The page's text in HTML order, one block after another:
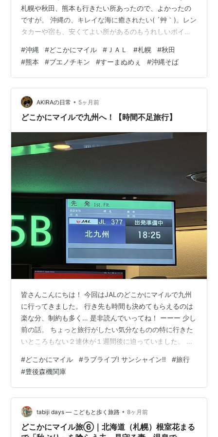
札幌や秋田、熊本も行きたい所あったので、よかったの
ですが。 沖縄の、キレイな海に癒されたい( ´艸｀)。レン
タカーや宿も、安くてよい所があるのもうれしいポイン
ウス、ニンニクたっぷりの丸どり「ブエノチキン」、帰
りの空港ではＡ＆Ｗ、グルメもたのしみ。 レンタカーと1
日目の宿を押さえて、後はきままに移動したい( ´艸｀)。
お天気が不安定みたいな季節なので、晴れの日があれば
よいな。 ニベアUV ディープ プロテクト & ケア ジェル
80g S…
#沖縄 #どこかにマイル # ＪＡＬ #札幌 #秋田
#熊本 #ブエノチキン #すーまぬめぇ #沖縄そば
AKIRAの日常 • 5ヶ月前
どこかにマイルで九州へ！【時間不足旅行】
皆さんこんにちは！ 今回はJALのどこかにマイルで九州
に行ってきました。 行き先も時間も決めてもらえるのは
楽な分、制約も多く… 是非読んでいってね！ ーーー 少し
前の話。 ちょっと旅行がしたい気分なものの特に行きた
いところもない２連休が１週間後に迫っていました。 大
１週間前に帰ったばっかりだったのでそういうわけにも
いかず。 そんな中、用事で飛行機を調べていた時にJAL
のWEBサイトで"どこかにマイル"が目に入りました。
7000マイルを消費して、4つの候補地の中からJALが行
先を決定して往復航空券がもらえるというものです。
前々から気になっては…
#どこかにマイル #ラブライブ! サンシャイン!! #旅行
#豊後森機関庫
tabiji days ― こどもと歩く旅路 • 8ヶ月前
どこかにマイル旅⑥｜北海道（札幌）根室花まる